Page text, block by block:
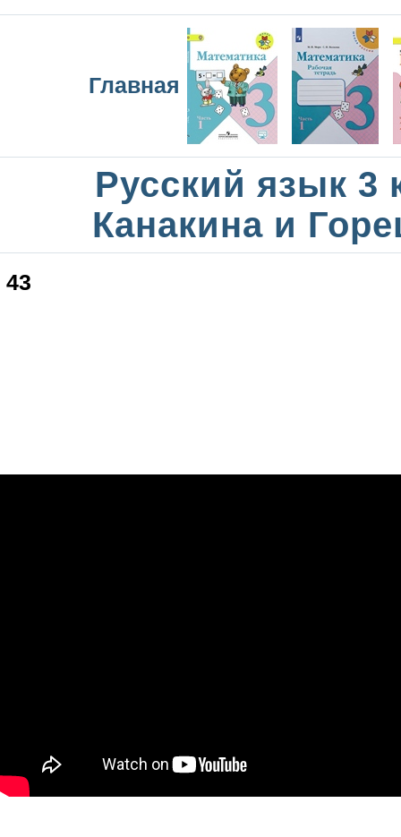
Главная
Русский язык 3
Канакина и
43